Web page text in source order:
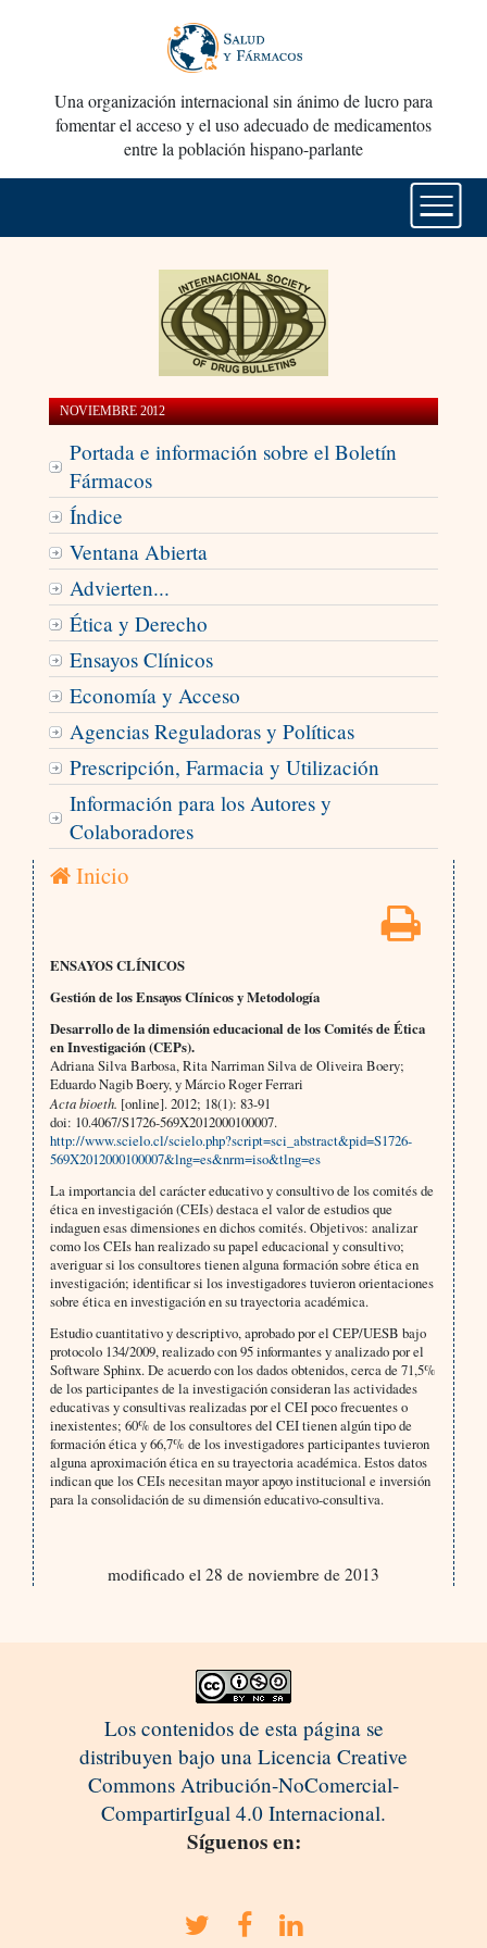
Una organización internacional sin ánimo de lucro para
fomentar el acceso y el uso adecuado de medicamentos
entre la población hispano-parlante
NOVIEMBRE 2012
Portada e información sobre el Boletín
Fármacos
Índice
Ventana Abierta
Advierten...
Ética y Derecho
Ensayos Clínicos
Economía y Acceso
Agencias Reguladoras y Políticas
Prescripción, Farmacia y Utilización
Información para los Autores y
Colaboradores
Inicio
ENSAYOS CLÍNICOS
Gestión de los Ensayos Clínicos y Metodología
Desarrollo de la dimensión educacional de los Comités de Ética
en Investigación (CEPs).
Adriana Silva Barbosa, Rita Narriman Silva de Oliveira Boery;
Eduardo Nagib Boery, y Márcio Roger Ferrari
Acta bioeth. [online]. 2012; 18(1): 83-91
doi: 10.4067/S1726-569X2012000100007.
http://www.scielo.cl/scielo.php?script=sci_abstract&pid=S1726-
569X2012000100007&lng=es&nrm=iso&tlng=es
La importancia del carácter educativo y consultivo de los comités de
ética en investigación (CEIs) destaca el valor de estudios que
indaguen esas dimensiones en dichos comités. Objetivos: analizar
como los CEIs han realizado su papel educacional y consultivo;
averiguar si los consultores tienen alguna formación sobre ética en
investigación; identificar si los investigadores tuvieron orientaciones
sobre ética en investigación en su trayectoria académica.
Estudio cuantitativo y descriptivo, aprobado por el CEP/UESB bajo
protocolo 134/2009, realizado con 95 informantes y analizado por el
Software Sphinx. De acuerdo con los dados obtenidos, cerca de 71,5%
de los participantes de la investigación consideran las actividades
educativas y consultivas realizadas por el CEI poco frecuentes o
inexistentes; 60% de los consultores del CEI tienen algún tipo de
formación ética y 66,7% de los investigadores participantes tuvieron
alguna aproximación ética en su trayectoria académica. Estos datos
indican que los CEIs necesitan mayor apoyo institucional e inversión
para la consolidación de su dimensión educativo-consultiva.
modificado el 28 de noviembre de 2013
Los contenidos de esta página se
distribuyen bajo una Licencia Creative
Commons Atribución-NoComercial-
CompartirIgual 4.0 Internacional.
Síguenos en: